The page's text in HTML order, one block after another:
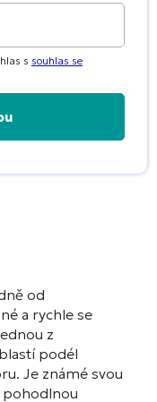
s souhlas se
od
a rychle se
z
podél
Je známé svou
pohodlnou